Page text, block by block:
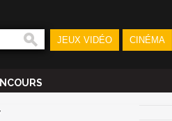
JEUX VIDÉO CINÉMA